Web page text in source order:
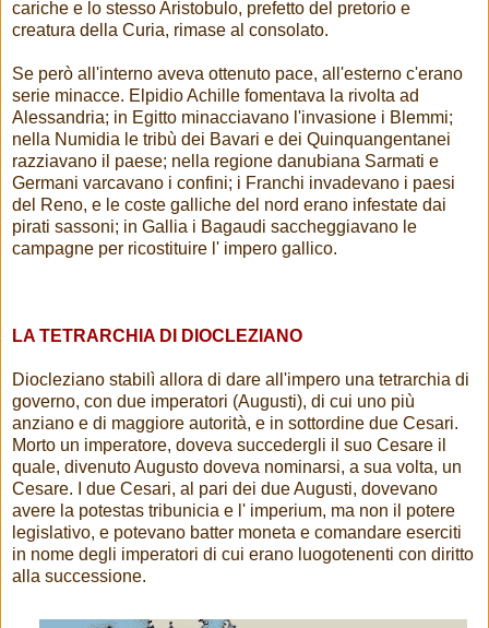
cariche e lo stesso Aristobulo, prefetto del pretorio e
creatura della Curia, rimase al consolato.
Se però all'interno aveva ottenuto pace, all'esterno c'erano
serie minacce. Elpidio Achille fomentava la rivolta ad
Alessandria; in Egitto minacciavano l'invasione i Blemmi;
nella Numidia le tribù dei Bavari e dei Quinquangentanei
razziavano il paese; nella regione danubiana Sarmati e
Germani varcavano i confini; i Franchi invadevano i paesi
del Reno, e le coste galliche del nord erano infestate dai
pirati sassoni; in Gallia i Bagaudi saccheggiavano le
campagne per ricostituire l' impero gallico.
LA TETRARCHIA DI DIOCLEZIANO
Diocleziano stabilì allora di dare all'impero una tetrarchia di
governo, con due imperatori (Augusti), di cui uno più
anziano e di maggiore autorità, e in sottordine due Cesari.
Morto un imperatore, doveva succedergli il suo Cesare il
quale, divenuto Augusto doveva nominarsi, a sua volta, un
Cesare. I due Cesari, al pari dei due Augusti, dovevano
avere la potestas tribunicia e l' imperium, ma non il potere
legislativo, e potevano batter moneta e comandare eserciti
in nome degli imperatori di cui erano luogotenenti con diritto
alla successione.